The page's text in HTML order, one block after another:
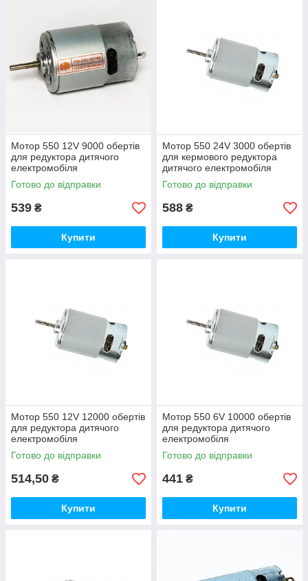
Мотор 550 12V 9000 обертів
для редуктора дитячого
електромобіля
Готово до відправки
539 ₴
Купити
Мотор 550 24V 3000 обертів
для кермового редуктора
дитячого електромобіля
Готово до відправки
588 ₴
Купити
Мотор 550 12V 12000 обертів
для редуктора дитячого
електромобіля
Готово до відправки
514,50 ₴
Купити
Мотор 550 6V 10000 обертів
для редуктора дитячого
електромобіля
Готово до відправки
441 ₴
Купити